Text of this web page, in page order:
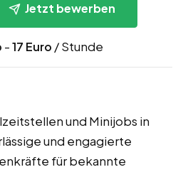
Jetzt bewerben
-17 Euro / Stunde
und Minijobs in
und engagierte
für bekannte